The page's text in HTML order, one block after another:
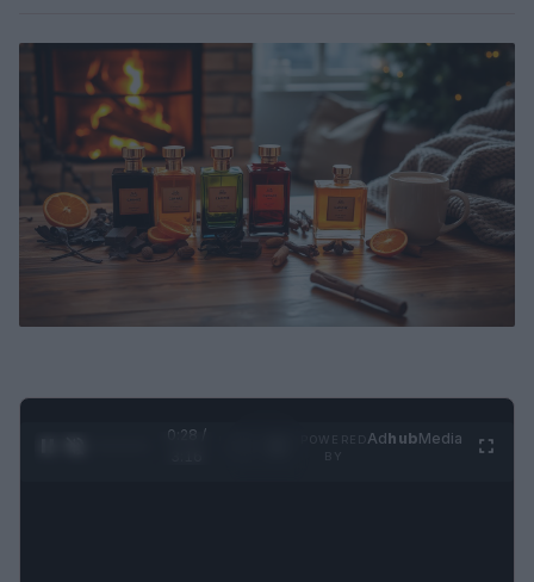
0:29 /
AdhubMedia